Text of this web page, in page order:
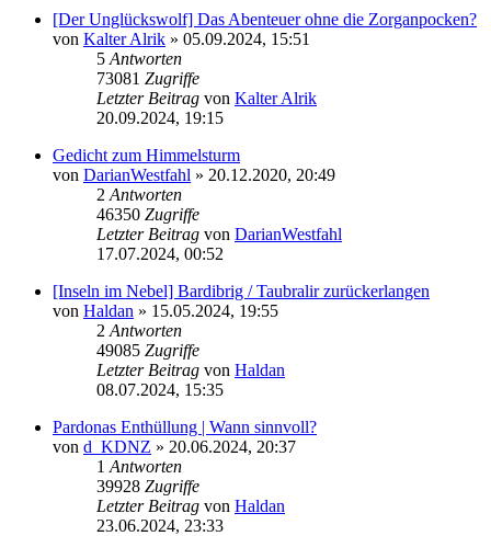
[Der Unglückswolf] Das Abenteuer ohne die Zorganpocken?
von Kalter Alrik » 05.09.2024, 15:51
5 Antworten
73081 Zugriffe
Letzter Beitrag von Kalter Alrik
20.09.2024, 19:15
Gedicht zum Himmelsturm
von DarianWestfahl » 20.12.2020, 20:49
2 Antworten
46350 Zugriffe
Letzter Beitrag von DarianWestfahl
17.07.2024, 00:52
[Inseln im Nebel] Bardibrig / Taubralir zurückerlangen
von Haldan » 15.05.2024, 19:55
2 Antworten
49085 Zugriffe
Letzter Beitrag von Haldan
08.07.2024, 15:35
Pardonas Enthüllung | Wann sinnvoll?
von d_KDNZ » 20.06.2024, 20:37
1 Antworten
39928 Zugriffe
Letzter Beitrag von Haldan
23.06.2024, 23:33